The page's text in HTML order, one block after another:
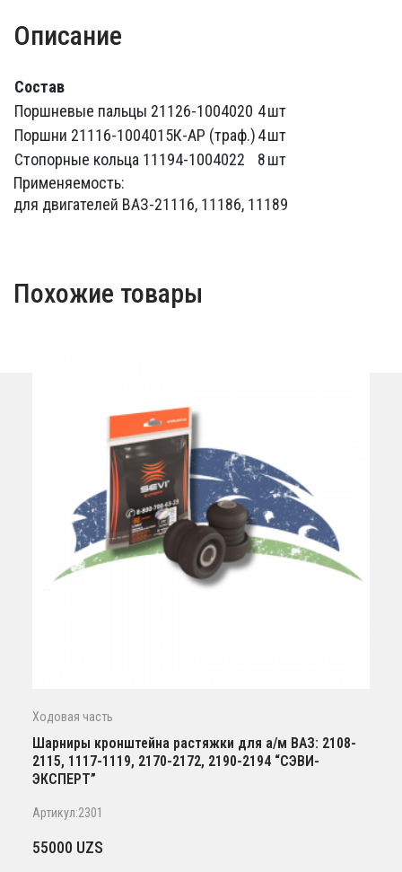
Описание
Состав
Поршневые пальцы 21126-1004020 4шт
Поршни 21116-1004015К-АР (траф.)4шт
Стопорные кольца 11194-1004022
8шт
Применяемость:
для двигателей ВАЗ-21116, 11186, 11189
Похожие товары
Ходовая часть
Шарниры кронштейна растяжки для а/м ВАЗ: 2108-
2115, 1117-1119, 2170-2172, 2190-2194 “СЭВИ-
ЭКСПЕРТ”
Артикул:2301
55000 UZS